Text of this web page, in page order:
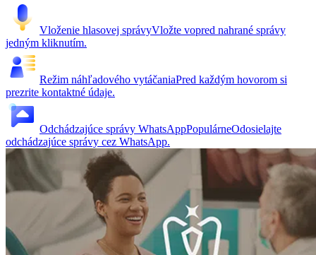
Vloženie hlasovej správyVložte vopred nahrané správy
jedným kliknutím.
Režim náhľadového vytáčaniaPred každým hovorom si
prezrite kontaktné údaje.
Odchádzajúce správy WhatsAppPopulárneOdosielajte
odchádzajúce správy cez WhatsApp.